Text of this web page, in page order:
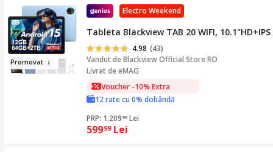
Promovat
Electro Weekend
Tableta Blackview TAB 20 WIFI,
4.98 (43)
Vandut deBlackview Official Store RO
Livrat de eMAG
Voucher -10% Extra
12 rate cu 0% dobândă
PRP: 1.209 99 Lei
59999 Lei